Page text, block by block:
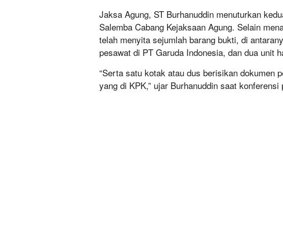
Jaksa Agung, ST Burhanuddin menuturkan
Salemba Cabang Kejaksaan Agung. Selain
telah menyita sejumlah barang bukti, di
pesawat di PT Garuda Indonesia, dan dua unit
“Serta satu kotak atau dus berisikan dokumen
yang di KPK,” ujar Burhanuddin saat